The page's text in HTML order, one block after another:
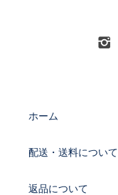
ホーム
配送・送料について
返品について